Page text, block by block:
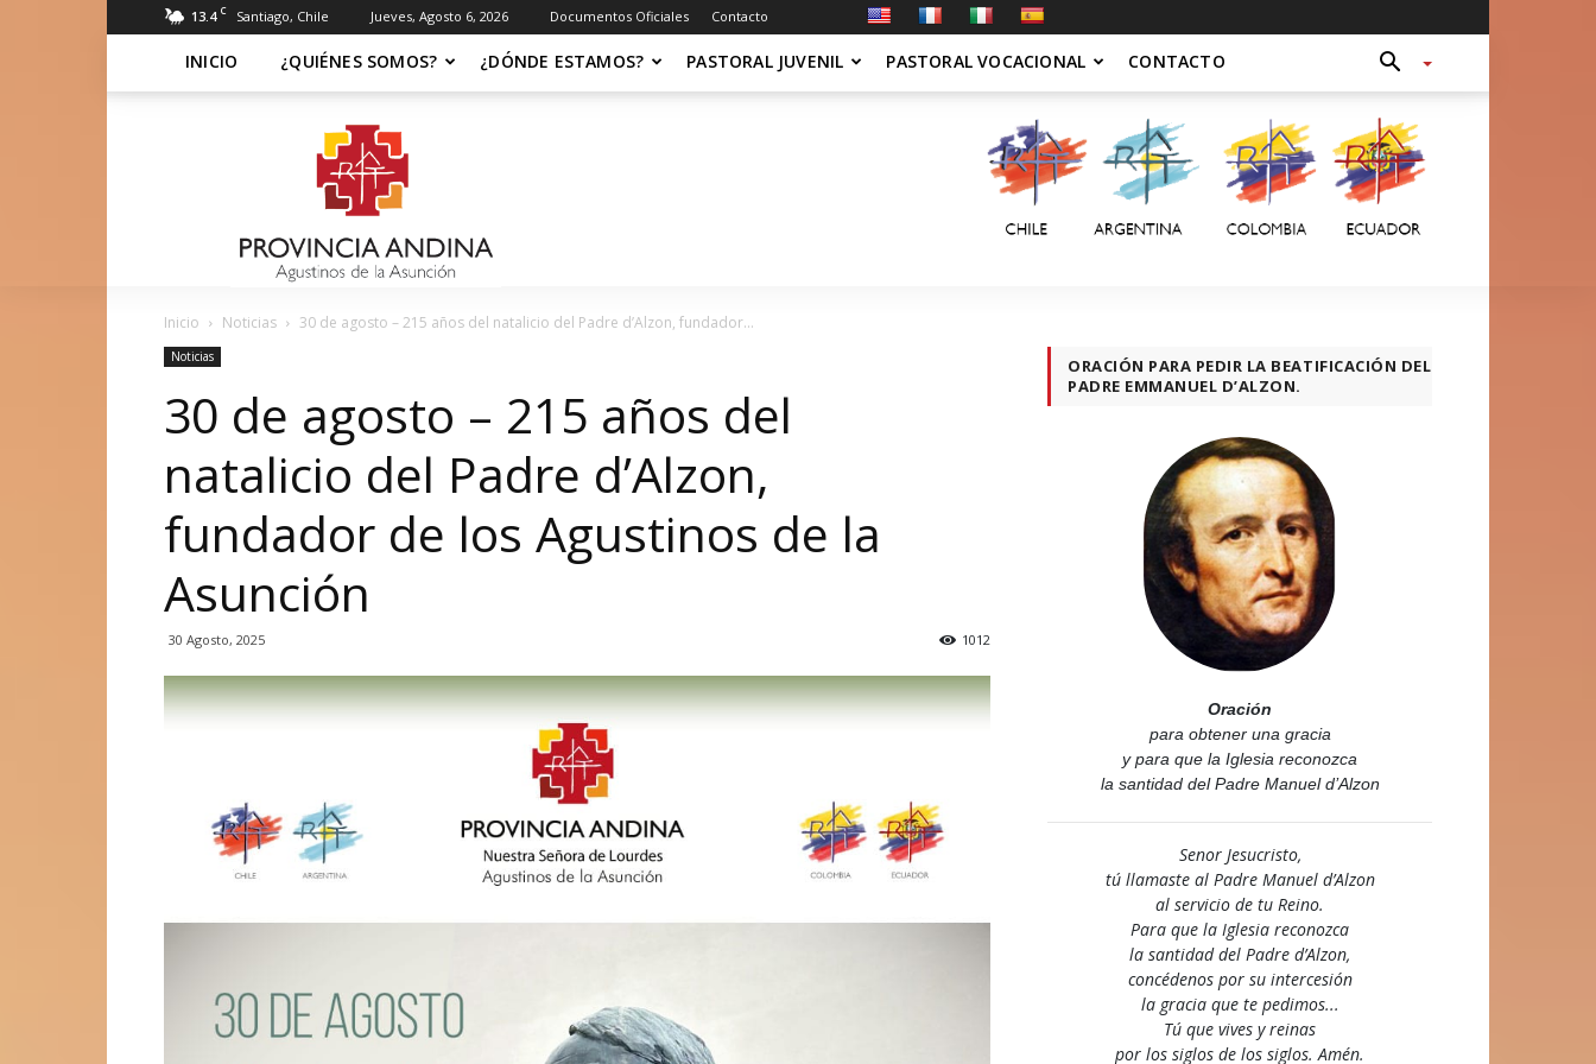
13.4 C Santiago, Chile Jueves, Agosto 6, 2026 Documentos Oficiales Contacto
INICIO ¿QUIÉNES SOMOS? ¿DÓNDE ESTAMOS? PASTORAL JUVENIL PASTORAL VOCACIONAL CONTACTO
Asuncionista
Inicio Noticias 30 de agosto – 215 años del natalicio del Padre d’Alzon, fundador...
Noticias
30 de agosto – 215 años del
natalicio del Padre d’Alzon,
fundador de los Agustinos de la
Asunción
30 Agosto, 2025 1012
ORACIÓN PARA PEDIR LA BEATIFICACIÓN DEL
PADRE EMMANUEL D’ALZON.
Oración
para obtener una gracia
y para que la Iglesia reconozca
la santidad del Padre Manuel d’Alzon
Senor Jesucristo,
tú llamaste al Padre Manuel d’Alzon
al servicio de tu Reino.
Para que la Iglesia reconozca
la santidad del Padre d’Alzon,
concédenos por su intercesión
la gracia que te pedimos...
Tú que vives y reinas
por los siglos de los siglos. Amén.